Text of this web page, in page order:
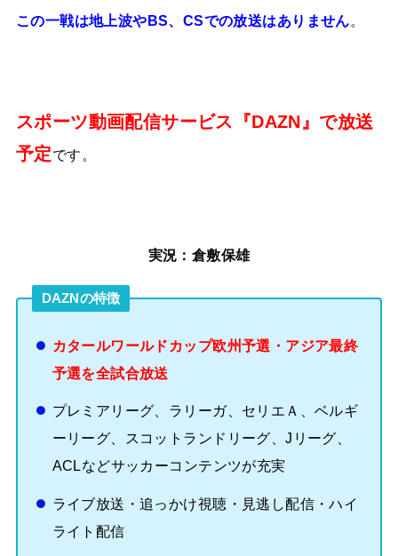
この一戦は地上波やBS、CSでの放送はありません。
スポーツ動画配信サービス『DAZN』で放送
予定です。
実況：倉敷保雄
DAZNの特徴
カタールワールドカップ欧州予選・アジア最終
予選を全試合放送
プレミアリーグ、ラリーガ、セリエＡ、ベルギ
ーリーグ、スコットランドリーグ、Jリーグ、
ACLなどサッカーコンテンツが充実
ライブ放送・追っかけ視聴・見逃し配信・ハイ
ライト配信